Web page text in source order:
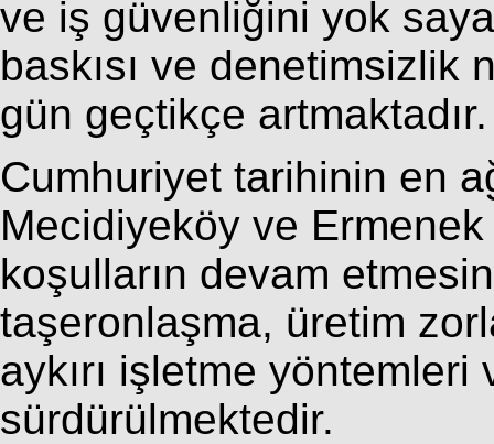
ve iş güvenliğini yok
baskısı ve denetimsizlik
gün geçtikçe artmaktadır.
Cumhuriyet tarihinin en
Mecidiyeköy ve
koşulların devam
taşeronlaşma, üretim
aykırı işletme
sürdürülmektedir.